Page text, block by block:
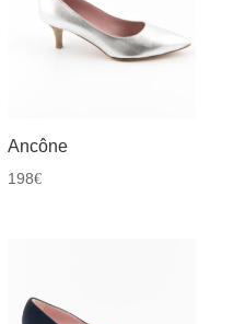
Ancône
198€